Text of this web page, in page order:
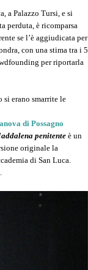
a Palazzo Tursi, e si
perduta, è ricomparsa
se l’è aggiudicata per
con una stima tra i 5
per riportarla
erano smarrite le
di Possagno
penitente è un
originale la
di San Luca.